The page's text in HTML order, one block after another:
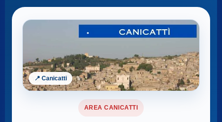
📍 Canicatti
AREA CANICATTI